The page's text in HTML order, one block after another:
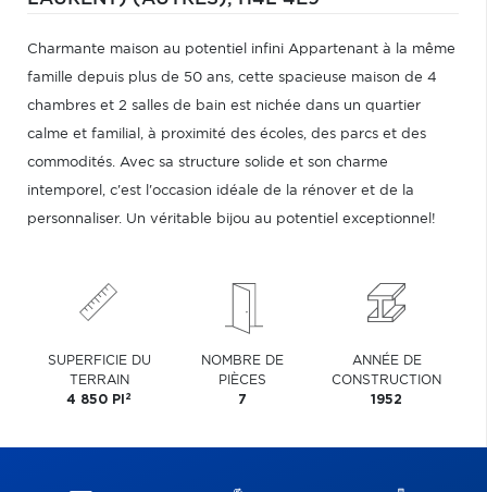
Charmante maison au potentiel infini Appartenant à la même
famille depuis plus de 50 ans, cette spacieuse maison de 4
chambres et 2 salles de bain est nichée dans un quartier
calme et familial, à proximité des écoles, des parcs et des
commodités. Avec sa structure solide et son charme
intemporel, c'est l'occasion idéale de la rénover et de la
personnaliser. Un véritable bijou au potentiel exceptionnel!
SUPERFICIE DU
TERRAIN
4 850 PI 2
NOMBRE DE
PIÈCES
7
ANNÉE DE
CONSTRUCTION
1952